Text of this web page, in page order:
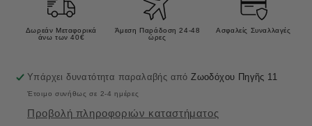
Junior
Ψυχρής
Έκθλιψης
Τροφή
για
Κουτάβια
20kg
Ψυχρής
Έκθλιψης
για
Κουτάβια
20kg
Δωρεάν Μεταφορικά
άνω των 40€
Άμεση Παράδοση 24-48
ώρες
Ασφαλείς Συναλλαγές
Υπάρχει δυνατότητα παραλαβής απόΖωοδόχου Πηγῆς 11
Έτοιμο συνήθως σε 2-4 ημέρες
Προβολή πληροφοριών καταστήματος